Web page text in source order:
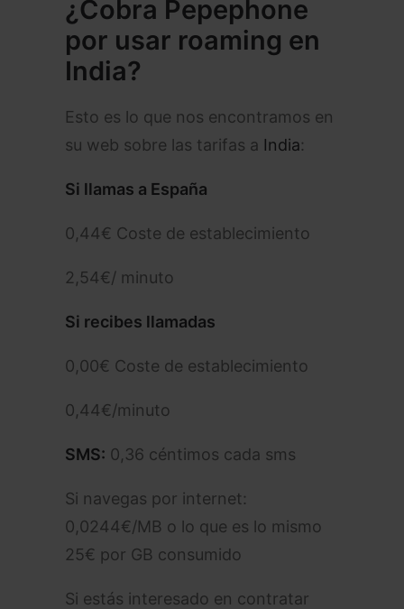
¿Cobra Pepephone
por usar roaming en
India?
Esto es lo que nos encontramos en
su web sobre las tarifas a India:
Si llamas a España
0,44€ Coste de establecimiento
2,54€/ minuto
Si recibes llamadas
0,00€ Coste de establecimiento
0,44€/minuto
SMS: 0,36 céntimos cada sms
Si navegas por internet:
0,0244€/MB o lo que es lo mismo
25€ por GB consumido
Si estás interesado en contratar